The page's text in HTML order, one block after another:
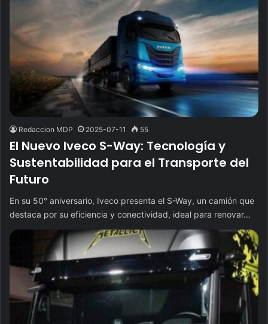
Redaccion MDP 2025-07-11 55
El Nuevo Iveco S-Way: Tecnología y
Sustentabilidad para el Transporte del
Futuro
En su 50° aniversario, Iveco presenta el S-Way, un camión que
destaca por su eficiencia y conectividad, ideal para renovar…